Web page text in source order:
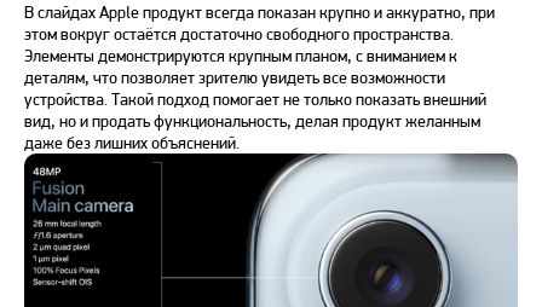
В слайдах Apple продукт всегда показан крупно и аккуратно, при
этом вокруг остаётся достаточно свободного пространства.
Элементы демонстрируются крупным планом, с вниманием к
деталям, что позволяет зрителю увидеть все возможности
устройства. Такой подход помогает не только показать внешний
вид, но и продать функциональность, делая продукт желанным
даже без лишних объяснений.